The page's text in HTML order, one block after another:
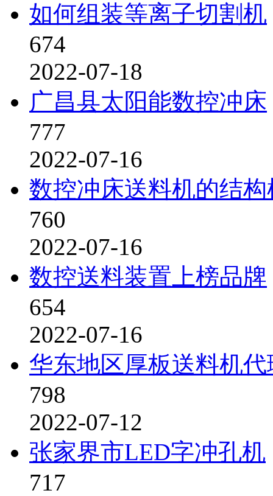
如何组装等离子切割机
674
2022-07-18
广昌县太阳能数控冲床
777
2022-07-16
数控冲床送料机的结构
760
2022-07-16
数控送料装置上榜品牌
654
2022-07-16
华东地区厚板送料机代
798
2022-07-12
张家界市LED字冲孔机
717